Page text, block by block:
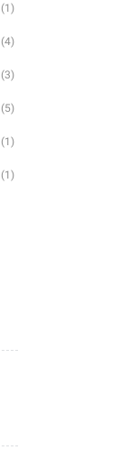
(1)
(4)
(3)
(5)
(1)
(1)